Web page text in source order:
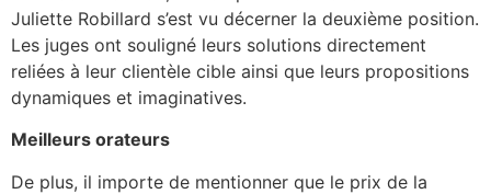
Juliette Robillard s’est vu décerner la deuxième position.
Les juges ont souligné leurs solutions directement
reliées à leur clientèle cible ainsi que leurs propositions
dynamiques et imaginatives.
Meilleurs orateurs
De plus, il importe de mentionner que le prix de la